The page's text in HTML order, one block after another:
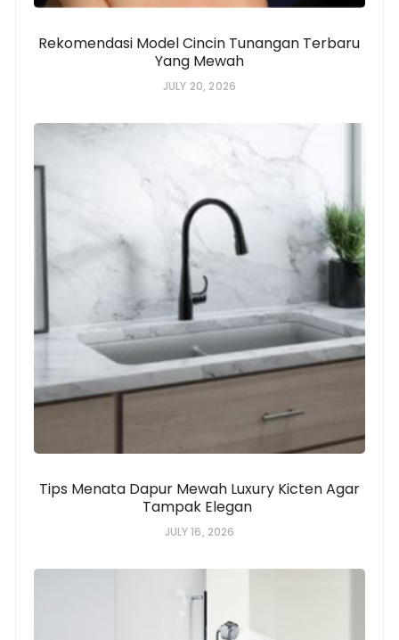
Rekomendasi Model Cincin Tunangan Terbaru
Yang Mewah
JULY 20, 2026
Tips Menata Dapur Mewah Luxury Kicten Agar
Tampak Elegan
JULY 16, 2026